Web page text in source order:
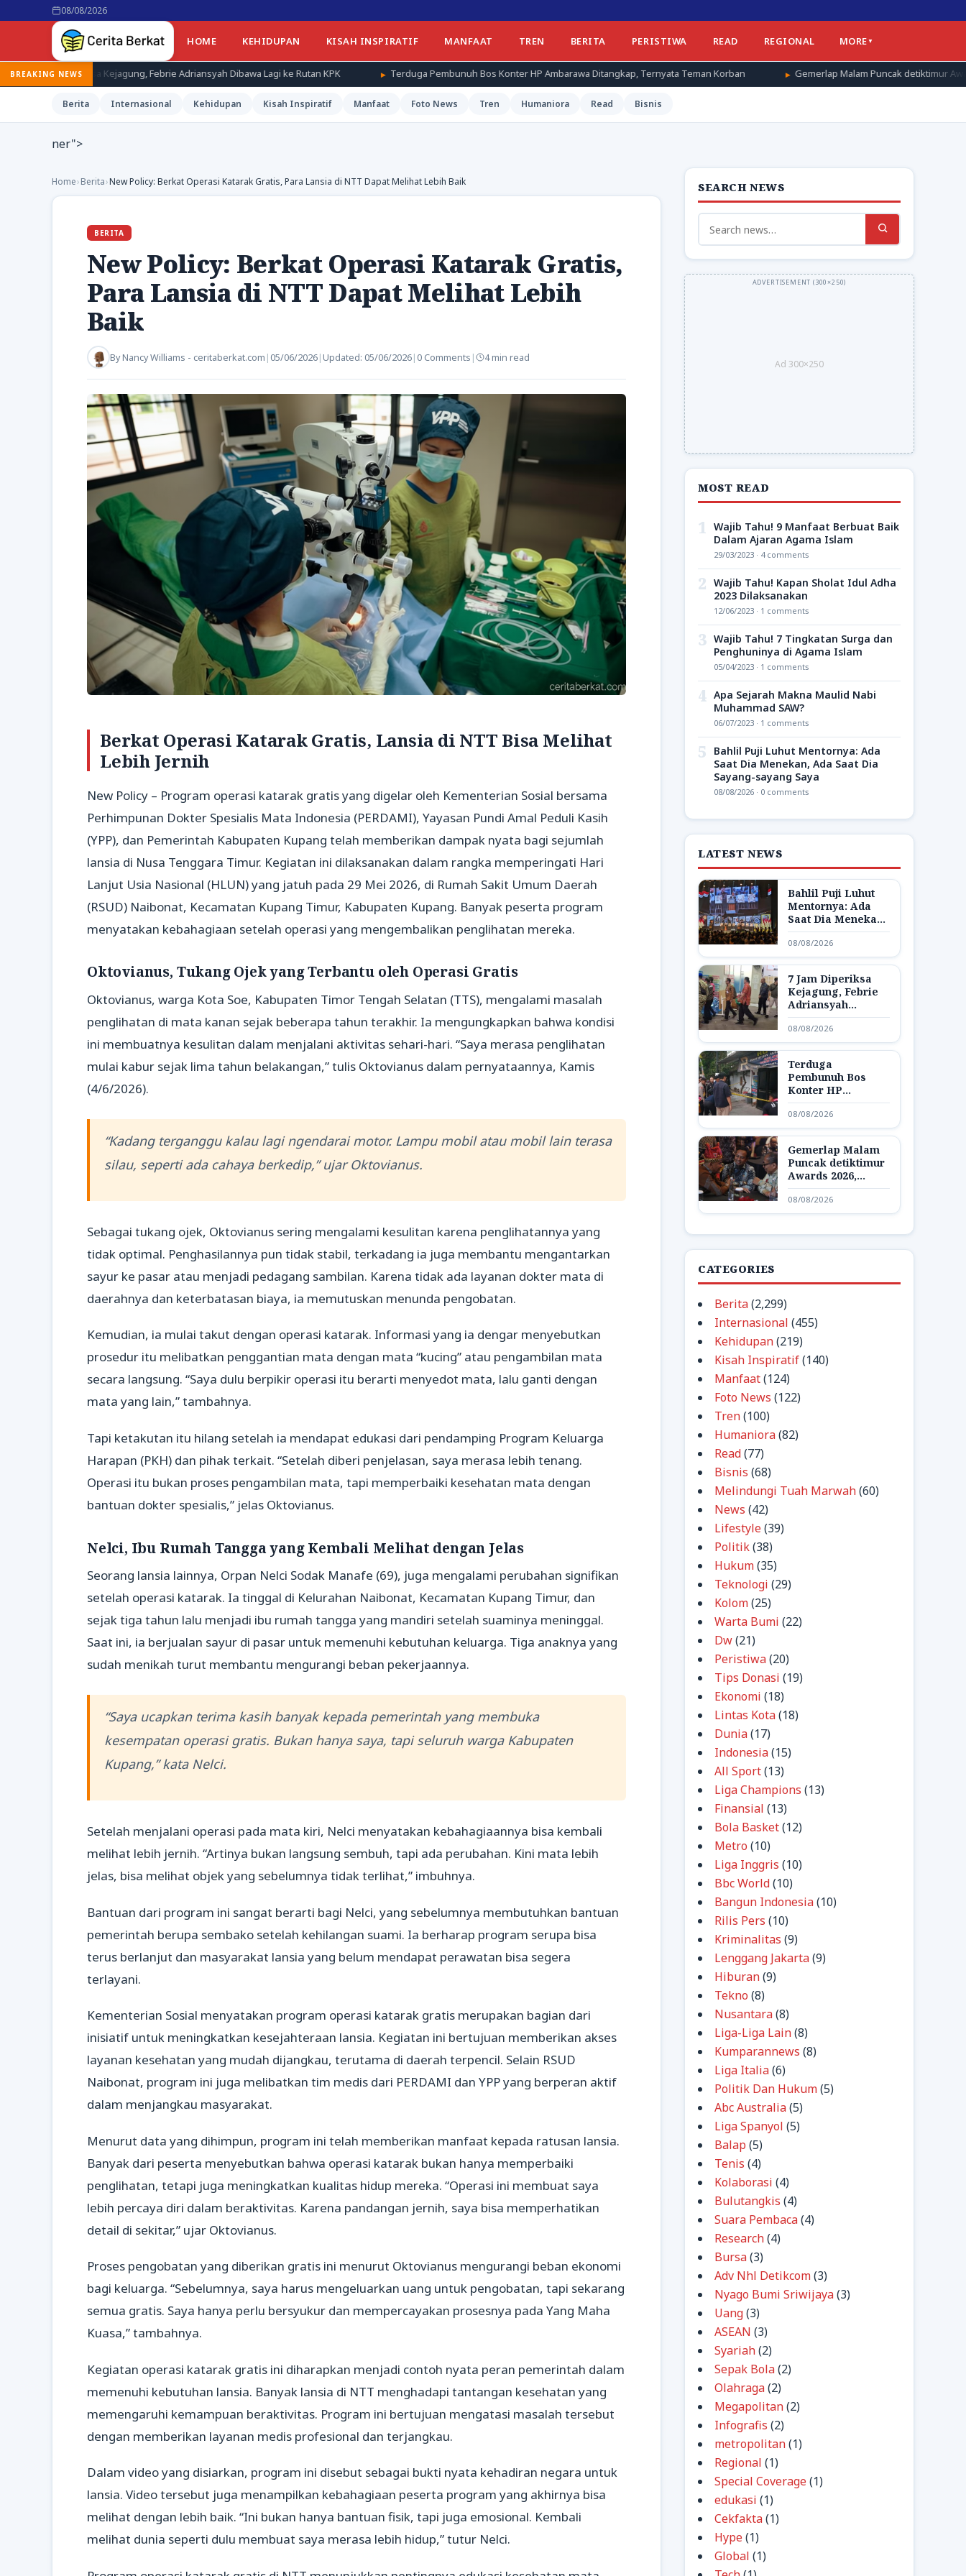
08/08/2026
HOME KEHIDUPAN KISAH INSPIRATIF MANFAAT TREN BERITA PERISTIWA READ REGIONAL MORE
BREAKING NEWS
Kejagung, Febrie Adriansyah Dibawa Lagi ke Rutan KPK Terduga Pembunuh Bos Konter HP Ambarawa Ditangkap, Ternyata Teman Korban Gemerlap Malam Puncak detiktimur Awards 2026, Apresiasi
Berita Internasional Kehidupan Kisah Inspiratif Manfaat Foto News Tren Humaniora Read Bisnis
ner">
Home›Berita›New Policy: Berkat Operasi Katarak Gratis, Para Lansia di NTT Dapat Melihat Lebih Baik
BERITA
New Policy: Berkat Operasi Katarak Gratis,
Para Lansia di NTT Dapat Melihat Lebih
Baik
ByNancy Williams - ceritaberkat.com | 05/06/2026| Updated: 05/06/2026| 0 Comments | 4 min read
Berkat Operasi Katarak Gratis, Lansia di NTT Bisa Melihat
Lebih Jernih
New Policy – Program operasi katarak gratis yang digelar oleh Kementerian Sosial bersama
Perhimpunan Dokter Spesialis Mata Indonesia (PERDAMI), Yayasan Pundi Amal Peduli Kasih
(YPP), dan Pemerintah Kabupaten Kupang telah memberikan dampak nyata bagi sejumlah
lansia di Nusa Tenggara Timur. Kegiatan ini dilaksanakan dalam rangka memperingati Hari
Lanjut Usia Nasional (HLUN) yang jatuh pada 29 Mei 2026, di Rumah Sakit Umum Daerah
(RSUD) Naibonat, Kecamatan Kupang Timur, Kabupaten Kupang. Banyak peserta program
menyatakan kebahagiaan setelah operasi yang mengembalikan penglihatan mereka.
Oktovianus, Tukang Ojek yang Terbantu oleh Operasi Gratis
Oktovianus, warga Kota Soe, Kabupaten Timor Tengah Selatan (TTS), mengalami masalah
penglihatan di mata kanan sejak beberapa tahun terakhir. Ia mengungkapkan bahwa kondisi
ini membuatnya kesulitan dalam menjalani aktivitas sehari-hari. “Saya merasa penglihatan
mulai kabur sejak lima tahun belakangan,” tulis Oktovianus dalam pernyataannya, Kamis
(4/6/2026).
“Kadang terganggu kalau lagi ngendarai motor. Lampu mobil atau mobil lain terasa
silau, seperti ada cahaya berkedip,” ujar Oktovianus.
Sebagai tukang ojek, Oktovianus sering mengalami kesulitan karena penglihatannya yang
tidak optimal. Penghasilannya pun tidak stabil, terkadang ia juga membantu mengantarkan
sayur ke pasar atau menjadi pedagang sambilan. Karena tidak ada layanan dokter mata di
daerahnya dan keterbatasan biaya, ia memutuskan menunda pengobatan.
Kemudian, ia mulai takut dengan operasi katarak. Informasi yang ia dengar menyebutkan
prosedur itu melibatkan penggantian mata dengan mata “kucing” atau pengambilan mata
secara langsung. “Saya dulu berpikir operasi itu berarti menyedot mata, lalu ganti dengan
mata yang lain,” tambahnya.
Tapi ketakutan itu hilang setelah ia mendapat edukasi dari pendamping Program Keluarga
Harapan (PKH) dan pihak terkait. “Setelah diberi penjelasan, saya merasa lebih tenang.
Operasi itu bukan proses pengambilan mata, tapi memperbaiki kesehatan mata dengan
bantuan dokter spesialis,” jelas Oktovianus.
Nelci, Ibu Rumah Tangga yang Kembali Melihat dengan Jelas
Seorang lansia lainnya, Orpan Nelci Sodak Manafe (69), juga mengalami perubahan signifikan
setelah operasi katarak. Ia tinggal di Kelurahan Naibonat, Kecamatan Kupang Timur, dan
sejak tiga tahun lalu menjadi ibu rumah tangga yang mandiri setelah suaminya meninggal.
Saat ini, ia berjualan sayur di pasar untuk memenuhi kebutuhan keluarga. Tiga anaknya yang
sudah menikah turut membantu mengurangi beban pekerjaannya.
“Saya ucapkan terima kasih banyak kepada pemerintah yang membuka
kesempatan operasi gratis. Bukan hanya saya, tapi seluruh warga Kabupaten
Kupang,” kata Nelci.
Setelah menjalani operasi pada mata kiri, Nelci menyatakan kebahagiaannya bisa kembali
melihat lebih jernih. “Artinya bukan langsung sembuh, tapi ada perubahan. Kini mata lebih
jelas, bisa melihat objek yang sebelumnya tidak terlihat,” imbuhnya.
Bantuan dari program ini sangat berarti bagi Nelci, yang sebelumnya membutuhkan bantuan
pemerintah berupa sembako setelah kehilangan suami. Ia berharap program serupa bisa
terus berlanjut dan masyarakat lansia yang belum mendapat perawatan bisa segera
terlayani.
Kementerian Sosial menyatakan program operasi katarak gratis merupakan bagian dari
inisiatif untuk meningkatkan kesejahteraan lansia. Kegiatan ini bertujuan memberikan akses
layanan kesehatan yang mudah dijangkau, terutama di daerah terpencil. Selain RSUD
Naibonat, program ini juga melibatkan tim medis dari PERDAMI dan YPP yang berperan aktif
dalam menjangkau masyarakat.
Menurut data yang dihimpun, program ini telah memberikan manfaat kepada ratusan lansia.
Banyak dari peserta menyebutkan bahwa operasi katarak bukan hanya memperbaiki
penglihatan, tetapi juga meningkatkan kualitas hidup mereka. “Operasi ini membuat saya
lebih percaya diri dalam beraktivitas. Karena pandangan jernih, saya bisa memperhatikan
detail di sekitar,” ujar Oktovianus.
Proses pengobatan yang diberikan gratis ini menurut Oktovianus mengurangi beban ekonomi
bagi keluarga. “Sebelumnya, saya harus mengeluarkan uang untuk pengobatan, tapi sekarang
semua gratis. Saya hanya perlu bersyukur dan mempercayakan prosesnya pada Yang Maha
Kuasa,” tambahnya.
Kegiatan operasi katarak gratis ini diharapkan menjadi contoh nyata peran pemerintah dalam
memenuhi kebutuhan lansia. Banyak lansia di NTT menghadapi tantangan kesehatan yang
memengaruhi kemampuan beraktivitas. Program ini bertujuan mengatasi masalah tersebut
dengan memberikan layanan medis profesional dan terjangkau.
Dalam video yang disiarkan, program ini disebut sebagai bukti nyata kehadiran negara untuk
lansia. Video tersebut juga menampilkan kebahagiaan peserta program yang akhirnya bisa
melihat dengan lebih baik. “Ini bukan hanya bantuan fisik, tapi juga emosional. Kembali
melihat dunia seperti dulu membuat saya merasa lebih hidup,” tutur Nelci.
SEARCH NEWS
Search
for:
Ad 300×250
MOST READ
1 Wajib Tahu! 9 Manfaat Berbuat Baik
Dalam Ajaran Agama Islam
29/03/2023 · 4 comments
2 Wajib Tahu! Kapan Sholat Idul Adha
2023 Dilaksanakan
12/06/2023 · 1 comments
3 Wajib Tahu! 7 Tingkatan Surga dan
Penghuninya di Agama Islam
05/04/2023 · 1 comments
4 Apa Sejarah Makna Maulid Nabi
Muhammad SAW?
06/07/2023 · 1 comments
5
Bahlil Puji Luhut Mentornya: Ada
Saat Dia Menekan, Ada Saat Dia
Sayang-sayang Saya
08/08/2026 · 0 comments
LATEST NEWS
Bahlil Puji Luhut
Mentornya: Ada
Saat Dia Menekan,
Ada Saat Dia
Sayang-sayang
Saya
08/08/2026
7 Jam Diperiksa
Kejagung, Febrie
Adriansyah
Dibawa Lagi ke
Rutan KPK
08/08/2026
Terduga
Pembunuh Bos
Konter HP
Ambarawa
Ditangkap,
Ternyata Teman
08/08/2026
Gemerlap Malam
Puncak detiktimur
Awards 2026,
Apresiasi untuk
Penggerak
Indonesia Timur
08/08/2026
CATEGORIES
Berita(2,299)
Internasional (455)
Kehidupan(219)
Kisah Inspiratif(140)
Manfaat(124)
Foto News (122)
Tren(100)
Humaniora(82)
Read(77)
Bisnis (68)
Melindungi Tuah Marwah(60)
News (42)
Lifestyle(39)
Politik(38)
Hukum(35)
Teknologi (29)
Kolom(25)
Warta Bumi (22)
Dw(21)
Peristiwa(20)
Tips Donasi (19)
Ekonomi (18)
Lintas Kota(18)
Dunia(17)
Indonesia(15)
All Sport(13)
Liga Champions (13)
Finansial (13)
Bola Basket(12)
Metro (10)
Liga Inggris (10)
Bbc World(10)
Bangun Indonesia(10)
Rilis Pers (10)
Kriminalitas (9)
Lenggang Jakarta(9)
Hiburan(9)
Tekno (8)
Nusantara(8)
Liga-Liga Lain(8)
Kumparannews (8)
Liga Italia(6)
Politik Dan Hukum(5)
Abc Australia(5)
Liga Spanyol (5)
Balap (5)
Tenis (4)
Kolaborasi (4)
Bulutangkis (4)
Suara Pembaca(4)
Research(4)
Bursa(3)
Adv Nhl Detikcom(3)
Nyago Bumi Sriwijaya(3)
Uang(3)
ASEAN (3)
Syariah(2)
Sepak Bola(2)
Olahraga(2)
Megapolitan(2)
Infografis (2)
metropolitan(1)
Regional (1)
Special Coverage(1)
edukasi (1)
Cekfakta(1)
Hype(1)
Global (1)